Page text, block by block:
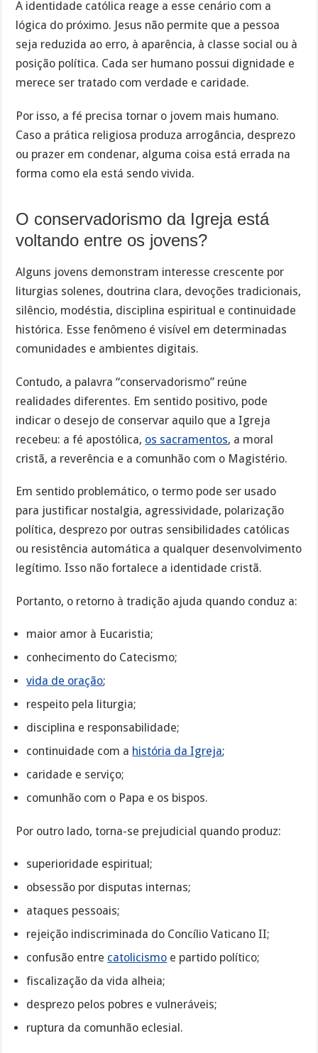
A identidade católica reage a esse cenário com a
lógica do próximo. Jesus não permite que a pessoa
seja reduzida ao erro, à aparência, à classe social ou à
posição política. Cada ser humano possui dignidade e
merece ser tratado com verdade e caridade.
Por isso, a fé precisa tornar o jovem mais humano.
Caso a prática religiosa produza arrogância, desprezo
ou prazer em condenar, alguma coisa está errada na
forma como ela está sendo vivida.
O conservadorismo da Igreja está
voltando entre os jovens?
Alguns jovens demonstram interesse crescente por
liturgias solenes, doutrina clara, devoções tradicionais,
silêncio, modéstia, disciplina espiritual e continuidade
histórica. Esse fenômeno é visível em determinadas
comunidades e ambientes digitais.
Contudo, a palavra “conservadorismo” reúne
realidades diferentes. Em sentido positivo, pode
indicar o desejo de conservar aquilo que a Igreja
recebeu: a fé apostólica, os sacramentos, a moral
cristã, a reverência e a comunhão com o Magistério.
Em sentido problemático, o termo pode ser usado
para justificar nostalgia, agressividade, polarização
política, desprezo por outras sensibilidades católicas
ou resistência automática a qualquer desenvolvimento
legítimo. Isso não fortalece a identidade cristã.
Portanto, o retorno à tradição ajuda quando conduz a:
maior amor à Eucaristia;
conhecimento do Catecismo;
vida de oração;
respeito pela liturgia;
disciplina e responsabilidade;
continuidade com a história da Igreja;
caridade e serviço;
comunhão com o Papa e os bispos.
Por outro lado, torna-se prejudicial quando produz:
superioridade espiritual;
obsessão por disputas internas;
ataques pessoais;
rejeição indiscriminada do Concílio Vaticano II;
confusão entre catolicismo e partido político;
fiscalização da vida alheia;
desprezo pelos pobres e vulneráveis;
ruptura da comunhão eclesial.